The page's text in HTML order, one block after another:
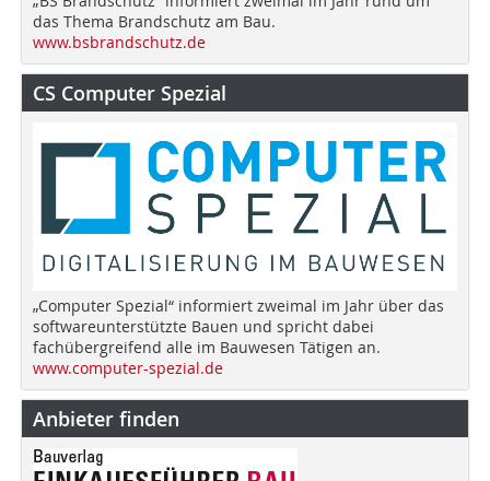
das Thema Brandschutz am Bau.
www.bsbrandschutz.de
CS Computer Spezial
„Computer Spezial“ informiert zweimal im Jahr über das
softwareunterstützte Bauen und spricht dabei
fachübergreifend alle im Bauwesen Tätigen an.
www.computer-spezial.de
Anbieter finden